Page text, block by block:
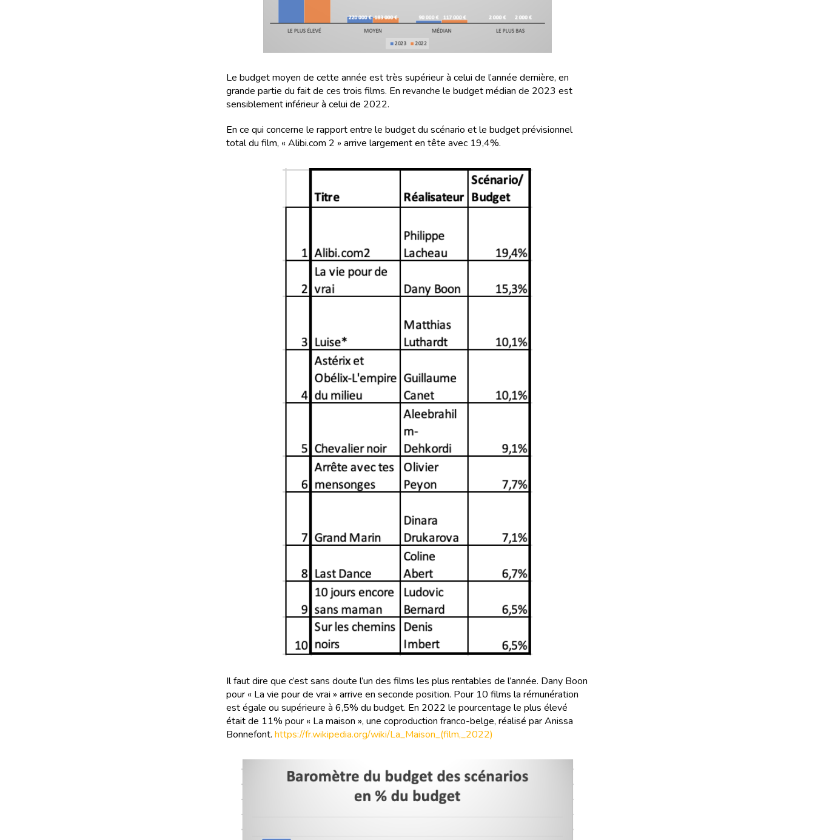
Le budget moyen de cette année est très supérieur à celui de l’année dernière, en
grande partie du fait de ces trois films. En revanche le budget médian de 2023 est
sensiblement inférieur à celui de 2022.
En ce qui concerne le rapport entre le budget du scénario et le budget prévisionnel
total du film, « Alibi.com 2 » arrive largement en tête avec 19,4%.
Il faut dire que c’est sans doute l’un des films les plus rentables de l’année. Dany Boon
pour « La vie pour de vrai » arrive en seconde position. Pour 10 films la rémunération
est égale ou supérieure à 6,5% du budget. En 2022 le pourcentage le plus élevé
était de 11% pour « La maison », une coproduction franco-belge, réalisé par Anissa
Bonnefont. https://fr.wikipedia.org/wiki/La_Maison_(film,_2022)